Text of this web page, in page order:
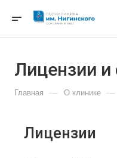
Лицензии
Главная — О клинике —
Лицензии